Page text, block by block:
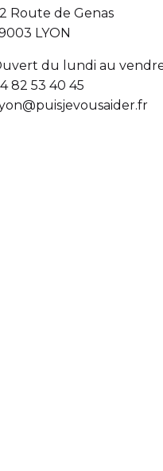
Route de Genas
LYON
du lundi au
82 53 40 45